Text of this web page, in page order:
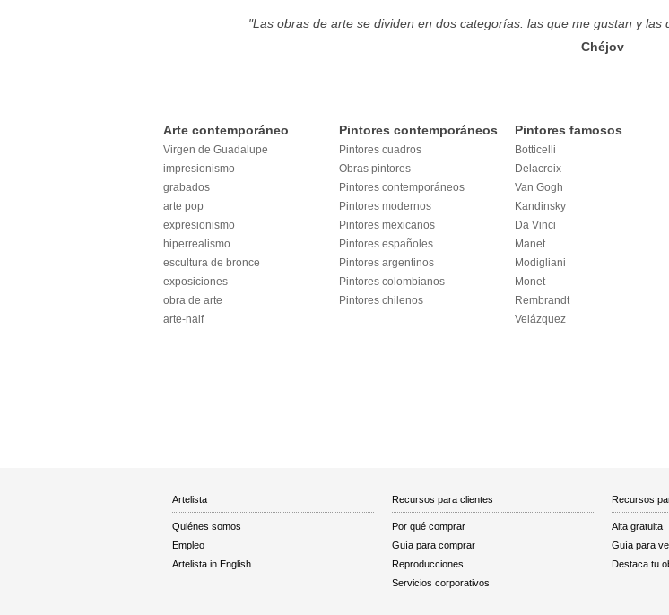
"Las obras de arte se dividen en dos categorías: las que me gustan y
Chéjov
Arte contemporáneo
Virgen de Guadalupe
impresionismo
grabados
arte pop
expresionismo
hiperrealismo
escultura de bronce
exposiciones
obra de arte
arte-naif
Pintores contemporáneos
Pintores cuadros
Obras pintores
Pintores contemporáneos
Pintores modernos
Pintores mexicanos
Pintores españoles
Pintores argentinos
Pintores colombianos
Pintores chilenos
Pintores famosos
Botticelli
Delacroix
Van Gogh
Kandinsky
Da Vinci
Manet
Modigliani
Monet
Rembrandt
Velázquez
Artelista
Quiénes somos
Empleo
Artelista in English
Recursos para clientes
Por qué comprar
Guía para comprar
Reproducciones
Servicios corporativos
Recursos
Alta gratuita
Guía para
Destaca tu